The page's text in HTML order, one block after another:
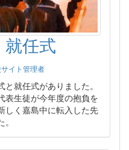
就任式
イト管理者
就任式がありました。
表生徒が今年度の抱負を
しく嘉島中に転入した先